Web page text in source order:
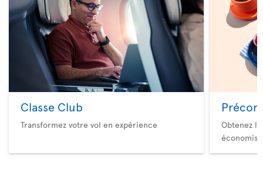
Classe Club
Transformez votre vol en expérience
Obtenez